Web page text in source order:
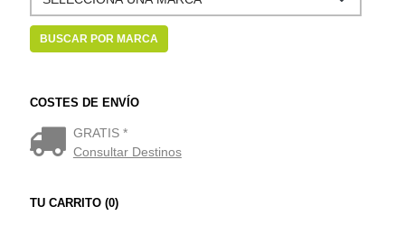
COSTES DE ENVÍO
GRATIS *
Consultar Destinos
TU CARRITO (0)